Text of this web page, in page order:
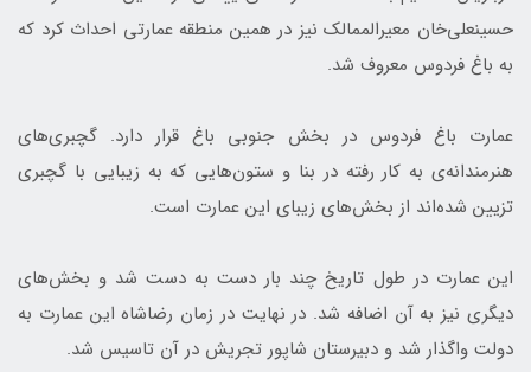
حسینعلی‌خان معیرالممالک نیز در همین منطقه عمارتی احداث کرد که
به باغ فردوس معروف شد.
عمارت باغ فردوس در بخش جنوبی باغ قرار دارد. گچبری‌های
هنرمندانه‌ی به کار رفته در بنا و ستون‌هایی که به زیبایی با گچبری
تزیین شده‌اند از بخش‌های زیبای این عمارت است.
این عمارت در طول تاریخ چند بار دست به دست شد و بخش‌های
دیگری نیز به آن اضافه شد. در نهایت در زمان رضاشاه این عمارت به
دولت واگذار شد و دبیرستان شاپور تجریش در آن تاسیس شد.